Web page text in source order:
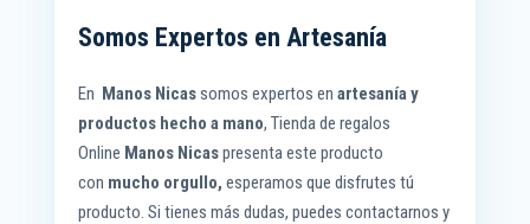
Somos Expertos en Artesanía
En Manos Nicassomos expertos en artesanía y
productos hecho a mano, Tienda de regalos
Online Manos Nicaspresenta este producto
con mucho orgullo, esperamos que disfrutes tú
producto. Si tienes más dudas, puedes contactarnos y